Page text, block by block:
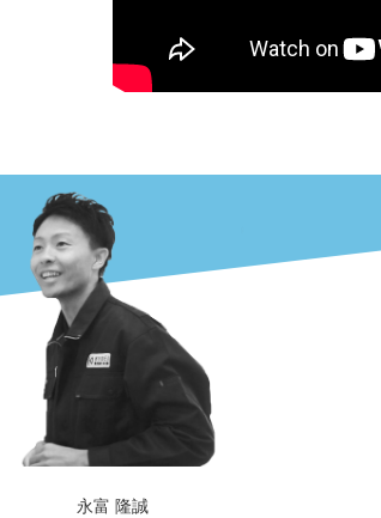
永富 隆誠